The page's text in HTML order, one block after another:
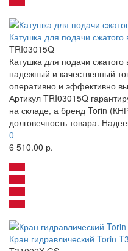
Катушка для подачи
TRI03015Q
Катушка для подачи
надежный и качественный
оперативно и эффективно
Артикул TRI03015Q
на складе, а бренд Torin
долговечность товара.
0
6 510.00 р.
Кран гидравлический Torin